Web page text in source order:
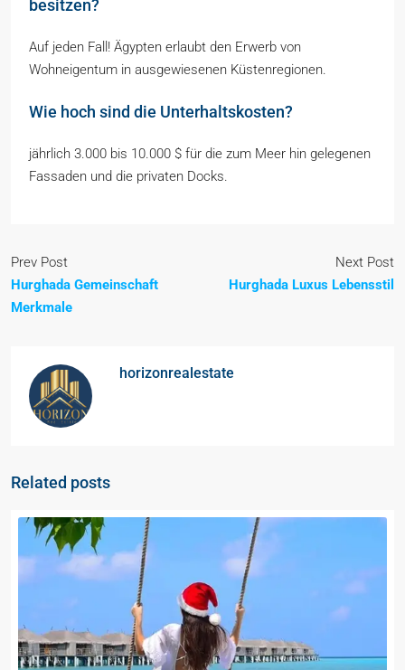
besitzen?
Auf jeden Fall! Ägypten erlaubt den Erwerb von
Wohneigentum in ausgewiesenen Küstenregionen.
Wie hoch sind die Unterhaltskosten?
jährlich 3.000 bis 10.000 $ für die zum Meer hin gelegenen
Fassaden und die privaten Docks.
Prev Post
Hurghada Gemeinschaft
Merkmale
Next Post
Hurghada Luxus Lebensstil
horizonrealestate
Related posts